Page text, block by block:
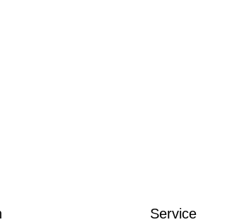
Service